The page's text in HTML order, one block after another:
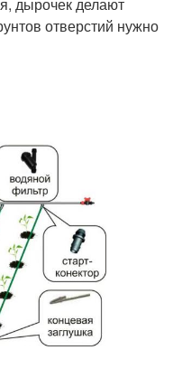
отверстий нужно